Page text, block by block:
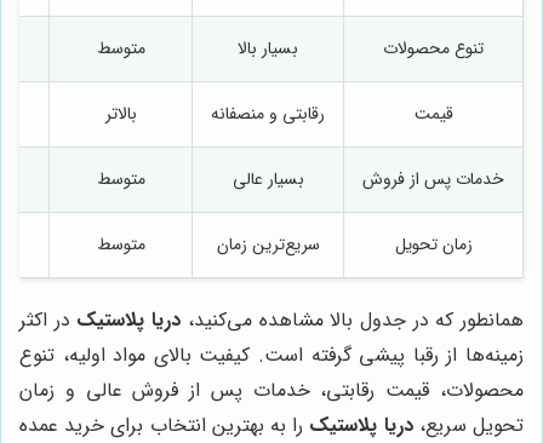
تنوع محصولات بسیار بالا متوسط
قیمت رقابتی و منصفانه بالاتر
خدمات پس از فروش بسیار عالی متوسط
زمان تحویل سریع‌ترین زمان متوسط
همانطور که در جدول بالا مشاهده می‌کنید، دریا پلاستیک در اکثر
زمینه‌ها از رقبا پیشی گرفته است. کیفیت بالای مواد اولیه، تنوع
محصولات، قیمت رقابتی، خدمات پس از فروش عالی و زمان
تحویل سریع،دریا پلاستیک را به بهترین انتخاب برای خرید عمده